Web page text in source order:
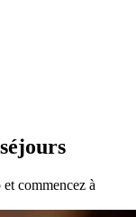
commencez à